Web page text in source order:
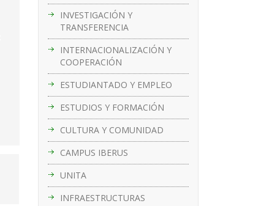
INVESTIGACIÓN Y
TRANSFERENCIA
INTERNACIONALIZACIÓN Y
COOPERACIÓN
ESTUDIANTADO Y EMPLEO
ESTUDIOS Y FORMACIÓN
CULTURA Y COMUNIDAD
CAMPUS IBERUS
UNITA
INFRAESTRUCTURAS